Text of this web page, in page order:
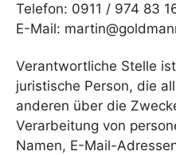
Telefon: 0911 / 974 83
E-Mail:
Verantwortliche Stelle
juristische Person, die
anderen über die
Verarbeitung von
Namen, E-Mail-